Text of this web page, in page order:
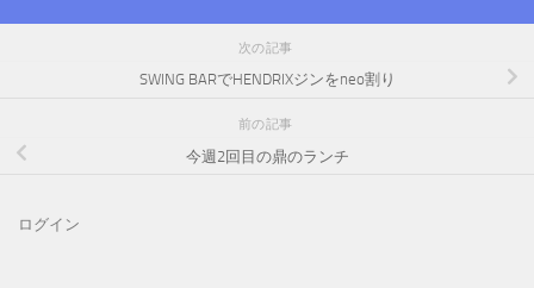
次の記事
SWING BARでHENDRIXジンをneo割り
前の記事
今週2回目の鼎のランチ
ログイン